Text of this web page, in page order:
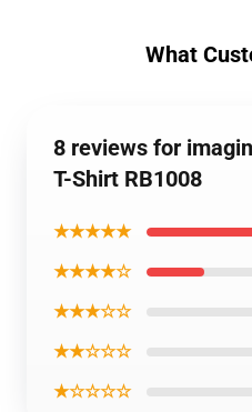
What
8 reviews for
T-Shirt RB1008
★★★★★
★★★★☆
★★★☆☆
★★☆☆☆
★☆☆☆☆